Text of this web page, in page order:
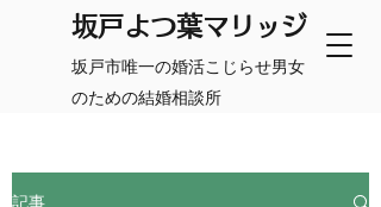
​坂戸よつ葉マリッジ
坂戸市唯一の婚活こじらせ男女
のための結婚相談所
記事